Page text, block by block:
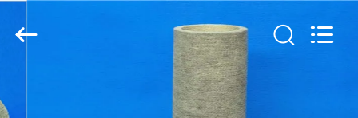
2026
LTD.